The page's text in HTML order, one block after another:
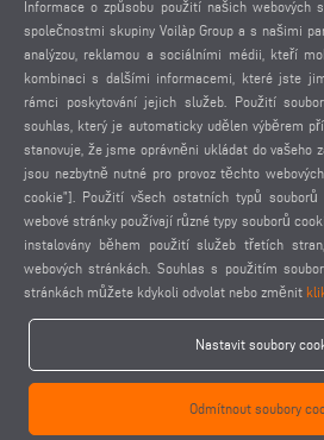
POUŽITÉ FOTOGRAFIE
OCHRANA OSOBNÍCH ÚDAJŮ
OCHRANA OSOBNÍCH ÚDAJŮ MEZINÁRODNĚ
VŠEOBECNÉ PODMÍNKY PRODEJE
DOHODA O DÁLKOVÉ ÚDRŽBĚ
NASTAVENÍ COOKIES
KODEX CHOVÁNÍ DODAVATELŮ
elumatec AG - Pinacher Straße 61 - 75417
-
elumatec AG infocenter - Lugwaldstraße 20 -
Informace o způsobu použití našich webových
společnostmi skupiny Voilàp Group a s našimi
analýzou, reklamou a sociálními médii, kteří
kombinaci s dalšími informacemi, které jste
rámci poskytování jejich služeb. Použití
souhlas, který je automaticky udělen výběrem
stanovuje, že jsme oprávněni ukládat do vašeho
jsou nezbytně nutné pro provoz těchto
cookie”]. Použití všech ostatních typů souborů
webové stránky používají různé typy souborů
instalovány během použití služeb třetích
webových stránkách. Souhlas s použitím
stránkách můžete kdykoli odvolat nebo změnit
Nastavit soubory
Odmítnout soubory